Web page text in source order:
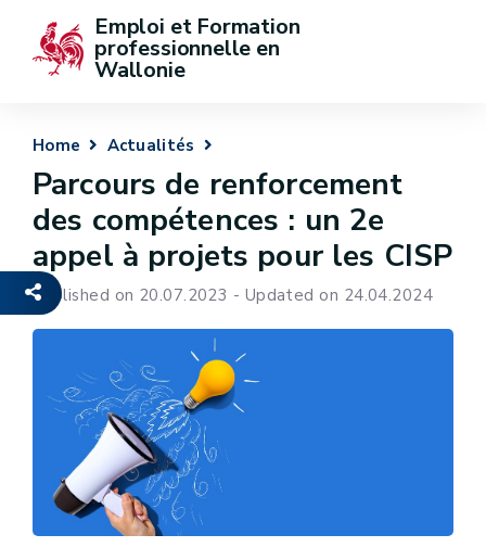
Emploi et Formation
professionnelle en
Wallonie
Home Actualités
Parcours de renforcement
des compétences : un 2e
appel à projets pour les CISP
Published on 20.07.2023 - Updated on 24.04.2024